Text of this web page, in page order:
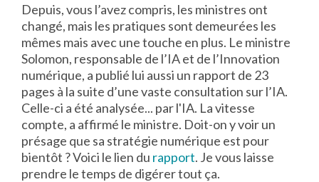
Depuis, vous l’avez compris, les ministres ont
changé, mais les pratiques sont demeurées les
mêmes mais avec une touche en plus. Le ministre
Solomon, responsable de l’IA et de l’Innovation
numérique, a publié lui aussi un rapport de 23
pages à la suite d’une vaste consultation sur l’IA.
Celle-ci a été analysée... par l'IA. La vitesse
compte, a affirmé le ministre. Doit-on y voir un
présage que sa stratégie numérique est pour
bientôt ? Voici le lien du rapport. Je vous laisse
prendre le temps de digérer tout ça.